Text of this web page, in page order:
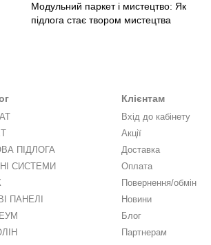
Модульний паркет і мистецтво: Як
підлога стає твором мистецтва
ПІДЛОГА
СИСТЕМИ
ПАНЕЛІ
Клієнтам
Вхід до кабінету
Акції
Доставка
Оплата
Повернення/обмін
Новини
Блог
Партнерам